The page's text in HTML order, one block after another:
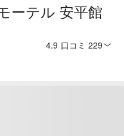
ーテル 安平館
4.9 口コミ 229